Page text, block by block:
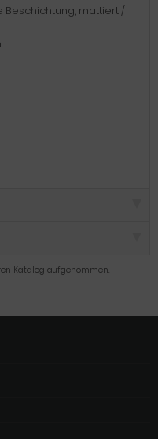
mattiert /
Katalog aufgenommen.